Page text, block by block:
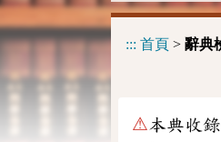
::: 首頁 > 辭典
⚠本典收